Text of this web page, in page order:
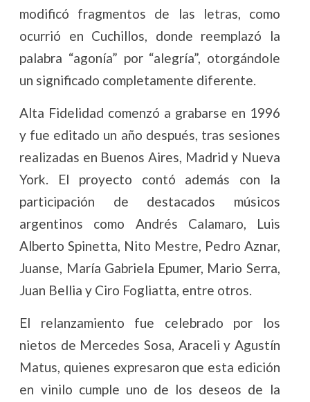
modificó fragmentos de las letras, como
ocurrió en Cuchillos, donde reemplazó la
palabra “agonía” por “alegría”, otorgándole
un significado completamente diferente.
Alta Fidelidad comenzó a grabarse en 1996
y fue editado un año después, tras sesiones
realizadas en Buenos Aires, Madrid y Nueva
York. El proyecto contó además con la
participación de destacados músicos
argentinos como Andrés Calamaro, Luis
Alberto Spinetta, Nito Mestre, Pedro Aznar,
Juanse, María Gabriela Epumer, Mario Serra,
Juan Bellia y Ciro Fogliatta, entre otros.
El relanzamiento fue celebrado por los
nietos de Mercedes Sosa, Araceli y Agustín
Matus, quienes expresaron que esta edición
en vinilo cumple uno de los deseos de la